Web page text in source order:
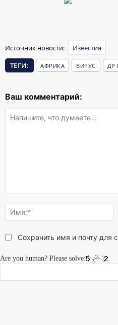
Источник новости:
Известия
ТЕГИ:
АФРИКА ВИРУС ДР
Ваш комментарий:
что
думаете...
Сохранить имя и почту
Are you human? Please solve: